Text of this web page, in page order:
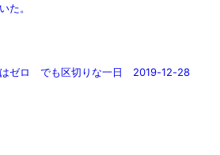
た。
ゼロ でも区切りな一日 2019-12-28